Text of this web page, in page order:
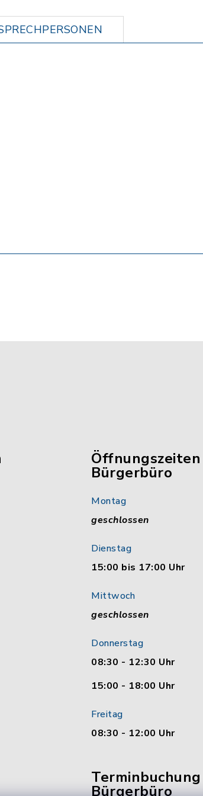
Öffnungszeiten
Bürgerbüro
Montag
geschlossen
Dienstag
15:00 bis 17:00 Uhr
Mittwoch
geschlossen
Donnerstag
08:30 - 12:30 Uhr
15:00 - 18:00 Uhr
Freitag
08:30 - 12:00 Uhr
Terminbuchung
Bürgerbüro